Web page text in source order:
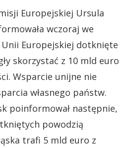
Europejskiej Ursula
wczoraj we
Unii Europejskiej dotknięte
skorzystać z 10 mld euro
Wsparcie unijne nie
własnego państw.
poinformował następnie,
powodzią
trafi 5 mld euro z